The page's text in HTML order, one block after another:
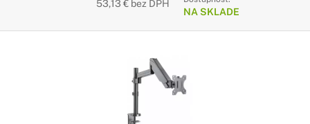
53,13 € bez DPH
NA SKLADE